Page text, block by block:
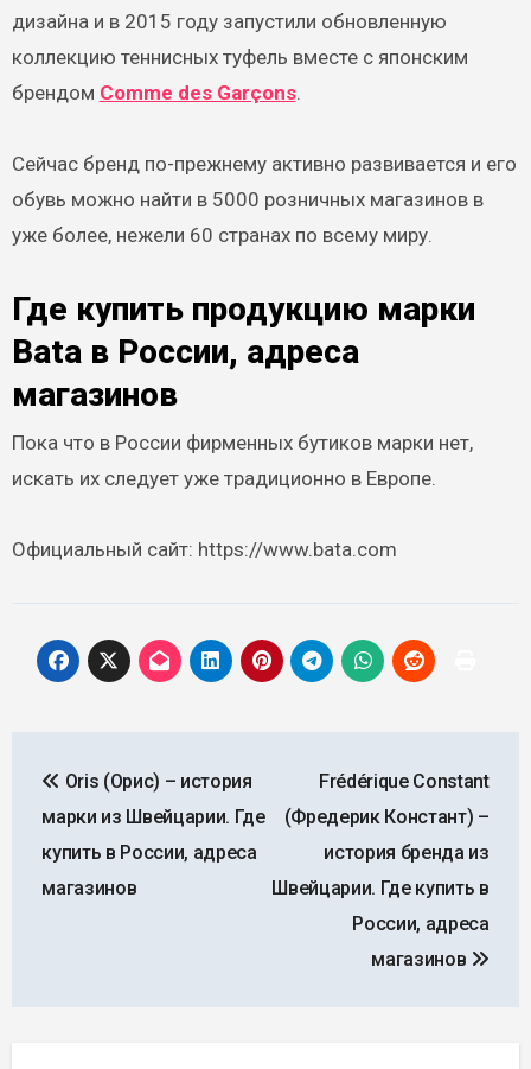
дизайна и в 2015 году запустили обновленную
коллекцию теннисных туфель вместе с японским
брендом Comme des Garçons.
Сейчас бренд по-прежнему активно развивается и его
обувь можно найти в 5000 розничных магазинов в
уже более, нежели 60 странах по всему миру.
Где купить продукцию марки
Bata в России, адреса
магазинов
Пока что в России фирменных бутиков марки нет,
искать их следует уже традиционно в Европе.
Официальный сайт: https://www.bata.com
по
записям
Oris (Орис) – история
марки из Швейцарии. Где
купить в России, адреса
магазинов
Frédérique Constant
(Фредерик Констант) –
история бренда из
Швейцарии. Где купить в
России, адреса
магазинов